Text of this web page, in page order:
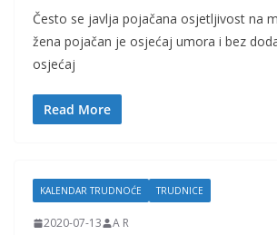
t
r
n
e
Često se javlja pojačana osjetljivost na
žena pojačan je osjećaj umora i bez
osjećaj
Read More
KALENDAR TRUDNOĆE TRUDNICE
2020-07-13 A R